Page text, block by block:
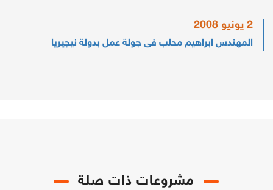
2 يونيو 2008
المهندس ابراهيم محلب فى جولة عمل بدولة نيجيريا
مشروعات ذات صلة